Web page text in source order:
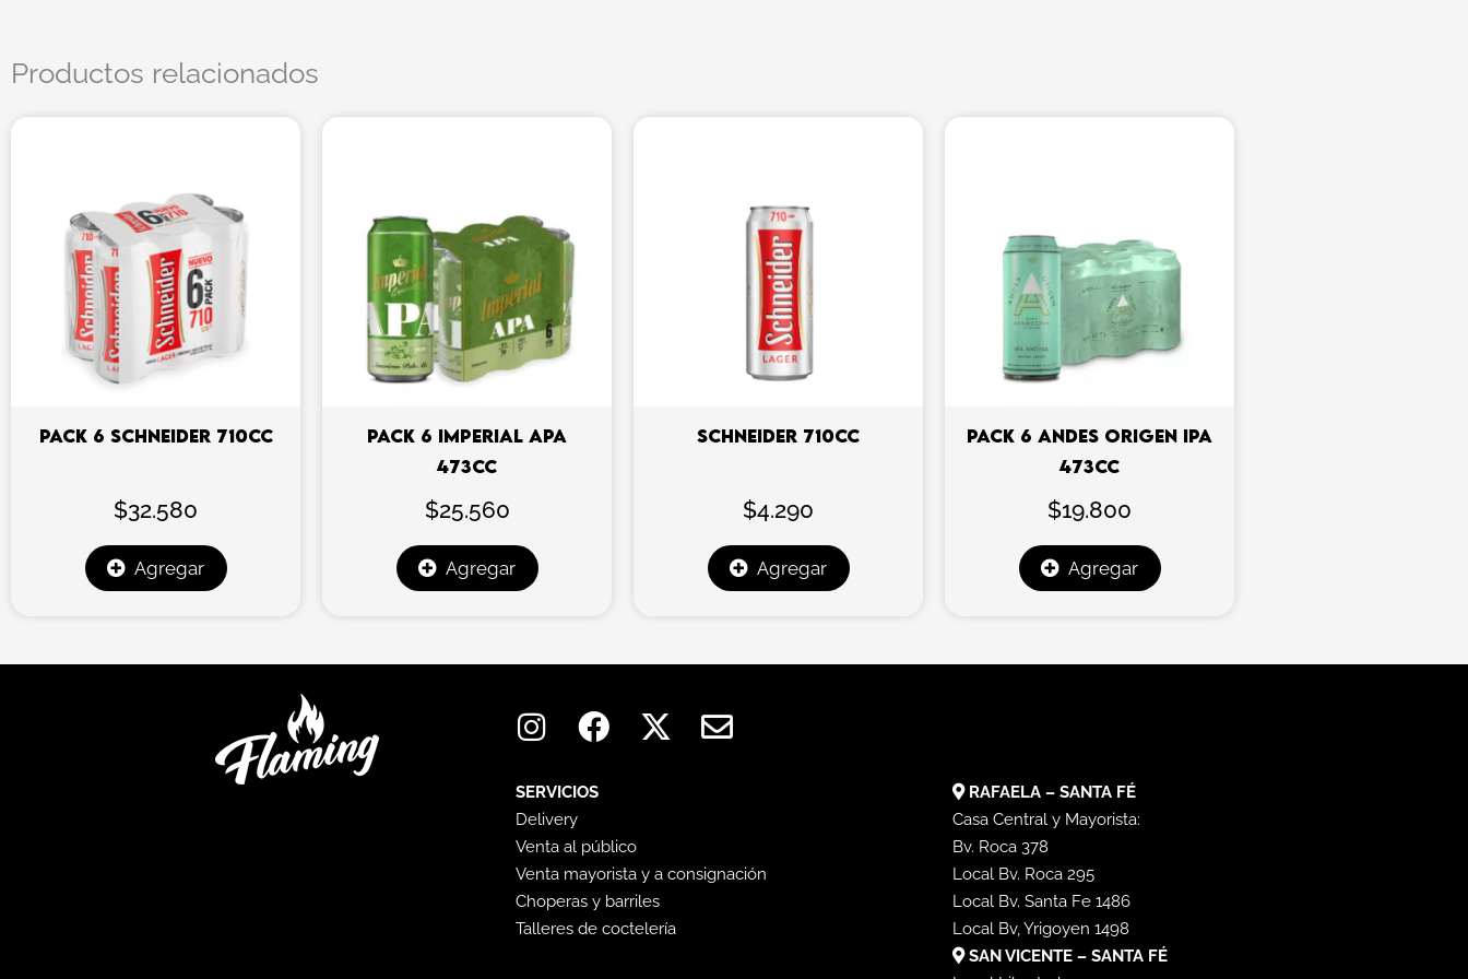
Productos relacionados
PACK 6 SCHNEIDER 710CC
$32.580
Agregar
PACK 6 IMPERIAL APA
473CC
$25.560
Agregar
SCHNEIDER 710CC
$4.290
Agregar
PACK 6 ANDES ORIGEN IPA
473CC
$19.800
Agregar
n
t
a
g
r
a
a
e
o
o
k
-
t
e
n
p
SERVICIOS
Delivery
Venta al público
Venta mayorista y a consignación
Choperas y barriles
Talleres de coctelería
RAFAELA – SANTA FÉ
Casa Central y Mayorista:
Bv. Roca 378
Local Bv. Roca 295
Local Bv. Santa Fe 1486
Local Bv, Yrigoyen 1498
SAN VICENTE – SANTA FÉ